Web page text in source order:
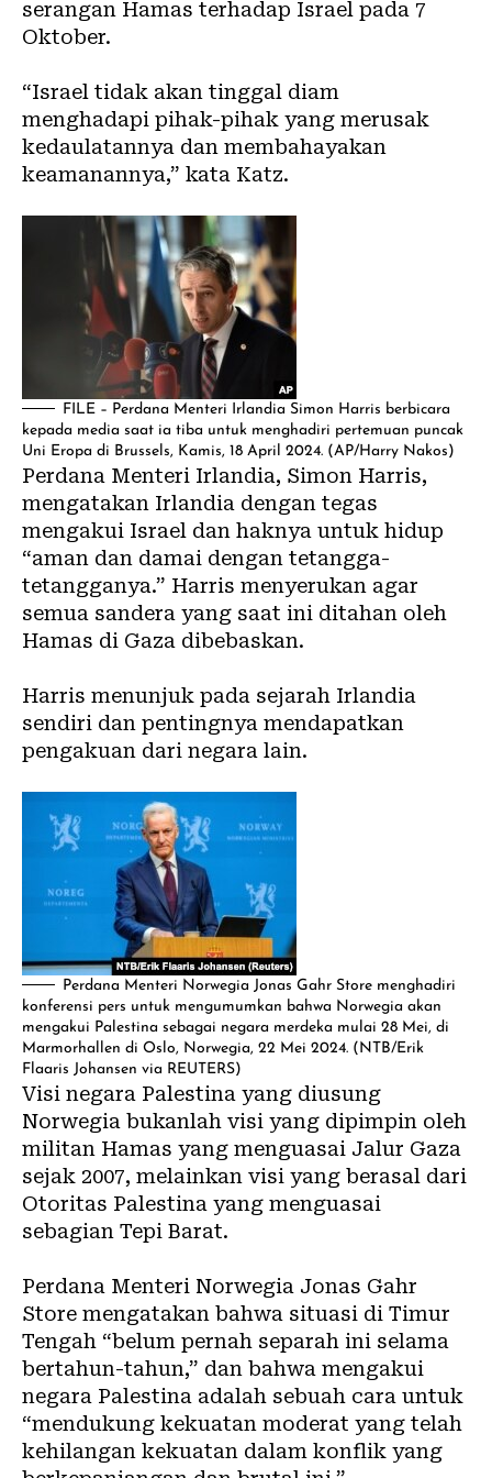
serangan Hamas terhadap Israel pada 7
Oktober.
“Israel tidak akan tinggal diam
menghadapi pihak-pihak yang merusak
kedaulatannya dan membahayakan
keamanannya,” kata Katz.
FILE – Perdana Menteri Irlandia Simon Harris berbicara
kepada media saat ia tiba untuk menghadiri pertemuan puncak
Uni Eropa di Brussels, Kamis, 18 April 2024. (AP/Harry Nakos)
Perdana Menteri Irlandia, Simon Harris,
mengatakan Irlandia dengan tegas
mengakui Israel dan haknya untuk hidup
“aman dan damai dengan tetangga-
tetangganya.” Harris menyerukan agar
semua sandera yang saat ini ditahan oleh
Hamas di Gaza dibebaskan.
Harris menunjuk pada sejarah Irlandia
sendiri dan pentingnya mendapatkan
pengakuan dari negara lain.
Perdana Menteri Norwegia Jonas Gahr Store menghadiri
konferensi pers untuk mengumumkan bahwa Norwegia akan
mengakui Palestina sebagai negara merdeka mulai 28 Mei, di
Marmorhallen di Oslo, Norwegia, 22 Mei 2024. (NTB/Erik
Flaaris Johansen via REUTERS)
Visi negara Palestina yang diusung
Norwegia bukanlah visi yang dipimpin oleh
militan Hamas yang menguasai Jalur Gaza
sejak 2007, melainkan visi yang berasal dari
Otoritas Palestina yang menguasai
sebagian Tepi Barat.
Perdana Menteri Norwegia Jonas Gahr
Store mengatakan bahwa situasi di Timur
Tengah “belum pernah separah ini selama
bertahun-tahun,” dan bahwa mengakui
negara Palestina adalah sebuah cara untuk
“mendukung kekuatan moderat yang telah
kehilangan kekuatan dalam konflik yang